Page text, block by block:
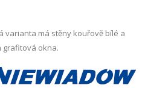
varianta má stěny kouřově bílé a
grafitová okna.